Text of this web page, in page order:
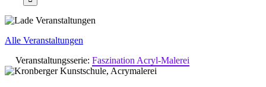
Alle Veranstaltungen
Veranstaltungsserie: Faszination Acryl-Malerei